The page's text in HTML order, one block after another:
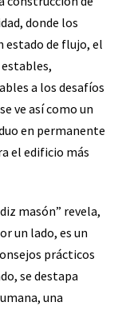
donde los
estado de flujo, el
a los desafíos
ve así como un
en permanente
el edificio más
masón” revela,
un lado, es un
prácticos
se destapa
una